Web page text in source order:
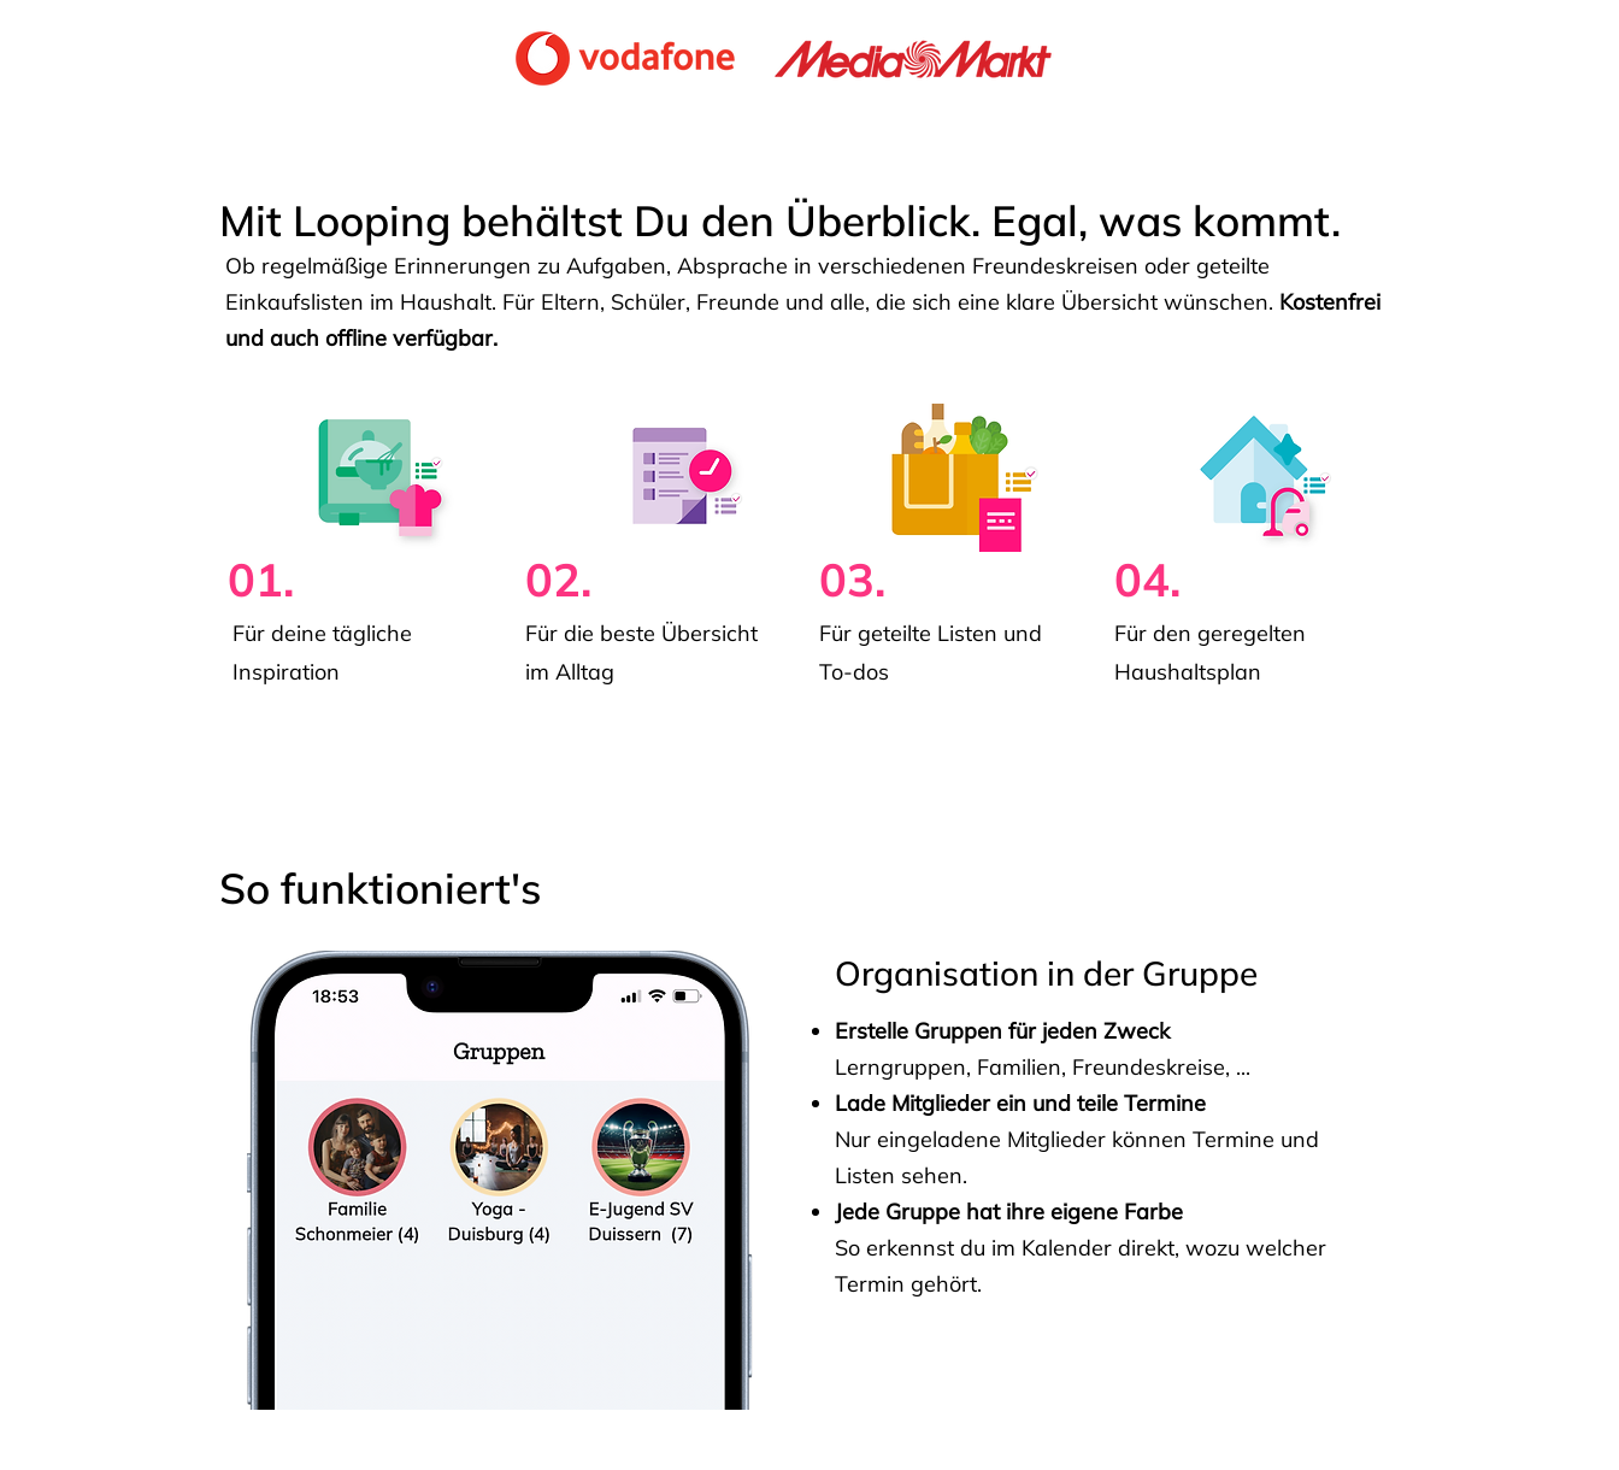
Mit Looping behältst Du den Überblick. Egal, was kommt.
Ob regelmäßige Erinnerungen zu Aufgaben, Absprache in verschiedenen Freundeskreisen oder geteilte
Einkaufslisten im Haushalt. Für Eltern, Schüler, Freunde und alle, die sich eine klare Übersicht wünschen. Kostenfrei
und auch offline verfügbar.
01.
Für deine tägliche
Inspiration
02.
Für die beste Übersicht
im Alltag
03.
Für geteilte Listen und
To-dos
04.
Für den geregelten
Haushaltsplan
So funktioniert's
Organisation in der Gruppe
Erstelle Gruppen für jeden Zweck
Lerngruppen, Familien, Freundeskreise, ...
Lade Mitglieder ein und teile Termine
Nur eingeladene Mitglieder können Termine und
Listen sehen.
Jede Gruppe hat ihre eigene Farbe
So erkennst du im Kalender direkt, wozu welcher
Termin gehört.